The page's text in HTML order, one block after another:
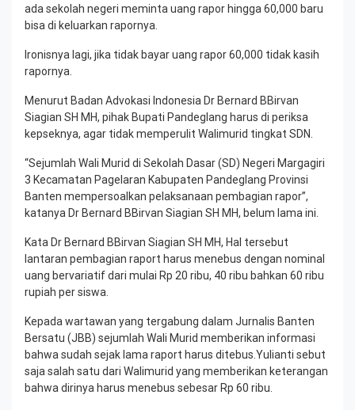
ada sekolah negeri meminta uang rapor hingga 60,000 baru
bisa di keluarkan rapornya.
Ironisnya lagi, jika tidak bayar uang rapor 60,000 tidak kasih
rapornya.
Menurut Badan Advokasi Indonesia Dr Bernard BBirvan
Siagian SH MH, pihak Bupati Pandeglang harus di periksa
kepseknya, agar tidak memperulit Walimurid tingkat SDN.
“Sejumlah Wali Murid di Sekolah Dasar (SD) Negeri Margagiri
3 Kecamatan Pagelaran Kabupaten Pandeglang Provinsi
Banten mempersoalkan pelaksanaan pembagian rapor”,
katanya Dr Bernard BBirvan Siagian SH MH, belum lama ini.
Kata Dr Bernard BBirvan Siagian SH MH, Hal tersebut
lantaran pembagian raport harus menebus dengan nominal
uang bervariatif dari mulai Rp 20 ribu, 40 ribu bahkan 60 ribu
rupiah per siswa.
Kepada wartawan yang tergabung dalam Jurnalis Banten
Bersatu (JBB) sejumlah Wali Murid memberikan informasi
bahwa sudah sejak lama raport harus ditebus.Yulianti sebut
saja salah satu dari Walimurid yang memberikan keterangan
bahwa dirinya harus menebus sebesar Rp 60 ribu.